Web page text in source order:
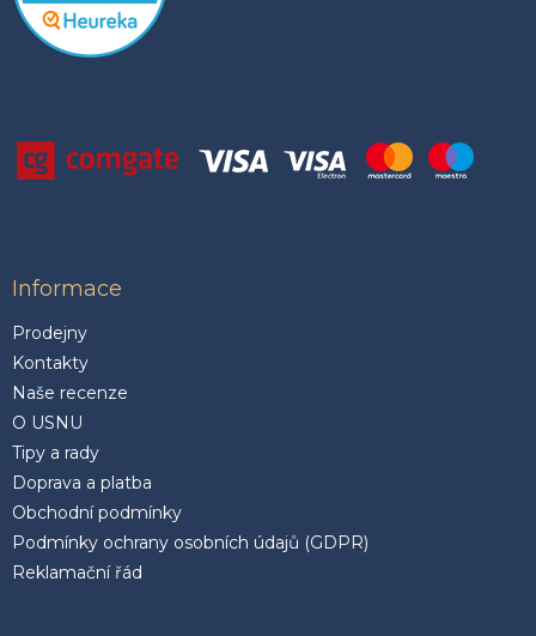
Informace
Prodejny
Kontakty
Naše recenze
O USNU
Tipy a rady
Doprava a platba
Obchodní podmínky
Podmínky ochrany osobních údajů (GDPR)
Reklamační řád